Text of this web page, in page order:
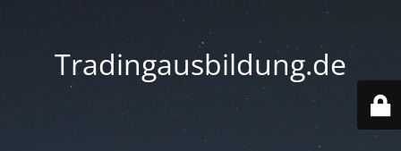
Tradingausbildung.de